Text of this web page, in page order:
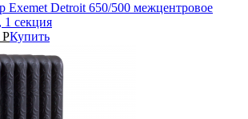
Exemet Detroit 650/500 межцентровое
1 секция
РКупить